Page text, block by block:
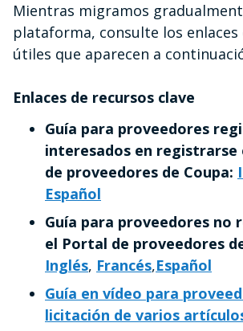
Mientras migramos
plataforma, consulte los enlaces
útiles que aparecen a
Enlaces de recursos clave
Guía para proveedores
interesados en registrarse
de proveedores de Coupa:
Español
Guía para proveedores no
el Portal de proveedores
Inglés, Francés,Español
Guía en vídeo para
licitación de varios